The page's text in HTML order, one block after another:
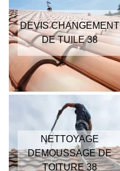
DEVIS CHANGEMENT
DE TUILE 38
NETTOYAGE
DEMOUSSAGE DE
TOITURE 38